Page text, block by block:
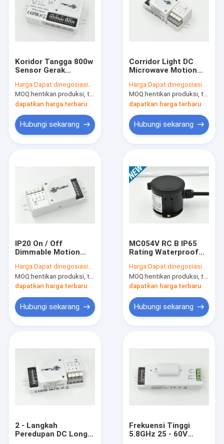
Pertunjukan VR
Koridor Tangga 800w
Sensor Gerak
Jarak Jauh
Harga:Dapat dinegosiasikan
MOQ:hentikan produksi, tidak tersedia.
dapatkan harga terbaru
Hubungi sekarang
Corridor Light DC
Microwave Motion
Pole Press - In
Terminal
Harga:Dapat dinegosiasikan
MOQ:hentikan produksi, tidak tersedia.
dapatkan harga terbaru
Hubungi sekarang
IP20 On / Off
Dimmable Motion
Langit / Lampu Tri-
Proof
Harga:Dapat dinegosiasikan
MOQ:hentikan produksi, tidak tersedia.
dapatkan harga terbaru
Hubungi sekarang
MC054V RC B IP65
Rating Waterproof
Dengan Fungsi
Remote Control
Harga:Dapat dinegosiasikan
MOQ:hentikan produksi, tidak tersedia.
dapatkan harga terbaru
Hubungi sekarang
2 - Langkah
Peredupan DC Long
Frekuensi Tinggi
5.8GHz 25 - 60V